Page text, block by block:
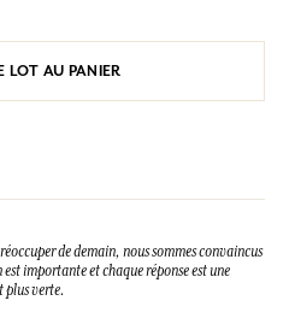
LOT AU PANIER
de demain, nous sommes convaincus
importante et chaque réponse est une
plus verte.